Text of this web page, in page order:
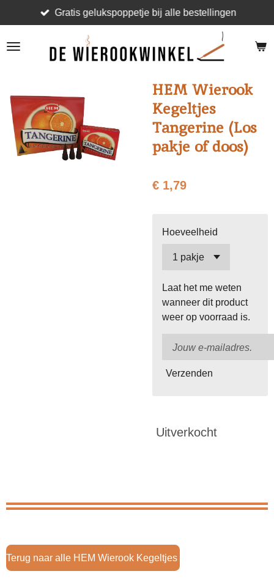
direct
naar
Gratis gelukspoppetje bij alle bestellingen
HEM Wierook
Kegeltjes
Tangerine (Los
pakje of doos)
€ 1,79
Hoeveelheid
Laat het me weten
wanneer dit product
weer op voorraad is.
Verzenden
Uitverkocht
Terug naar alle HEM Wierook Kegeltjes